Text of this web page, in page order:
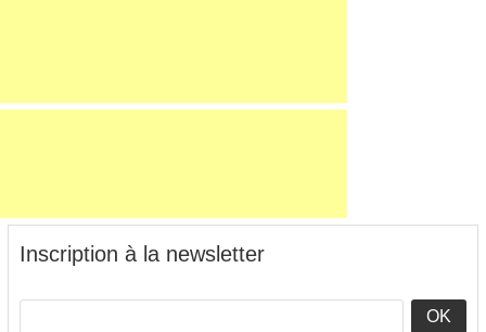
Inscription à la newsletter
OK